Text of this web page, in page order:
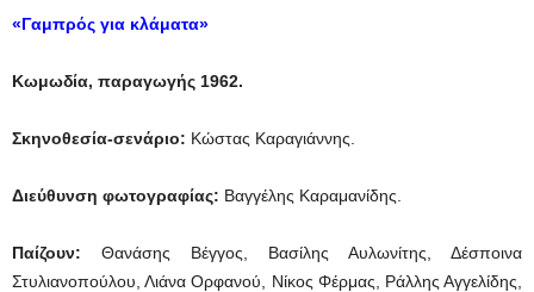
«Γαμπρός για κλάματα»
Κωμωδία, παραγωγής 1962.
Σκηνοθεσία-σενάριο: Κώστας Καραγιάννης.
Διεύθυνση φωτογραφίας: Βαγγέλης Καραμανίδης.
Παίζουν: Θανάσης Βέγγος, Βασίλης Αυλωνίτης, Δέσποινα
Στυλιανοπούλου, Λιάνα Ορφανού, Νίκος Φέρμας, Ράλλης Αγγελίδης,